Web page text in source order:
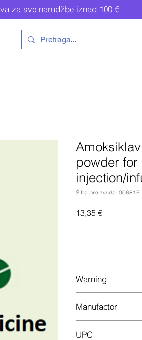
za sve narudžbe iznad 100 €
powder for
injection/
Šifra proizvoda: 006815
13,35 €Cijena
Warning
prescription when
Manufactor
UPC